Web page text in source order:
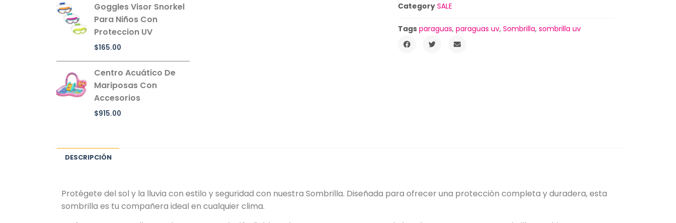
Goggles Visor Snorkel
Para Niños Con
Proteccion UV
$165.00
Centro Acuático De
Mariposas Con
Accesorios
$915.00
Category SALE
Tags paraguas,paraguas uv,Sombrilla,sombrilla uv
DESCRIPCIÓN
Protégete del sol y la lluvia con estilo y seguridad con nuestra Sombrilla. Diseñada para ofrecer una protección completa y duradera, esta
sombrilla es tu compañera ideal en cualquier clima.